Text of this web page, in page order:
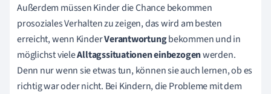
Außerdem müssen Kinder die Chance bekommen
prosoziales Verhalten zu zeigen, das wird am besten
erreicht, wenn KinderVerantwortungbekommen und in
möglichst vieleAlltagssituationeneinbezogenwerden.
Denn nur wenn sie etwas tun, können sie auch lernen, ob es
richtig war oder nicht. Bei Kindern, die Probleme mit dem